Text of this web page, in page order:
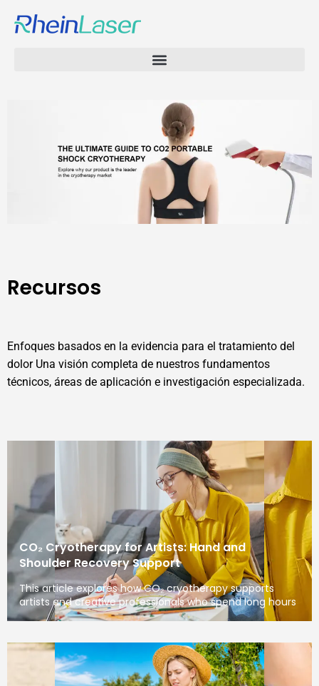
Recursos
Enfoques basados en la evidencia para el tratamiento del
dolor Una visión completa de nuestros fundamentos
técnicos, áreas de aplicación e investigación especializada.
CO₂ Cryotherapy for Artists: Hand and
Shoulder Recovery Support
This article explores how CO₂ cryotherapy supports
artists and creative professionals who spend long hours